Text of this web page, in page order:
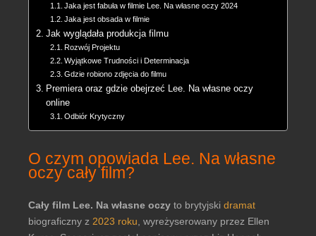
Jaka jest fabuła w filmie Lee. Na własne oczy 2024
Jaka jest obsada w filmie
Jak wyglądała produkcja filmu
Rozwój Projektu
Wyjątkowe Trudności i Determinacja
Gdzie robiono zdjęcia do filmu
Premiera oraz gdzie obejrzeć Lee. Na własne oczy
online
Odbiór Krytyczny
O czym opowiada Lee. Na własne
oczy cały film?
Cały film Lee. Na własne oczy to brytyjski dramat
biograficzny z 2023 roku , wyreżyserowany przez Ellen